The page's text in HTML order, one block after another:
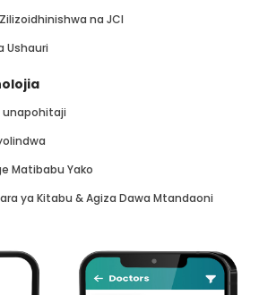
na JCI
Ushauri
unapohitaji
Matibabu Yako
ya Kitabu & Agiza Dawa Mtandaoni